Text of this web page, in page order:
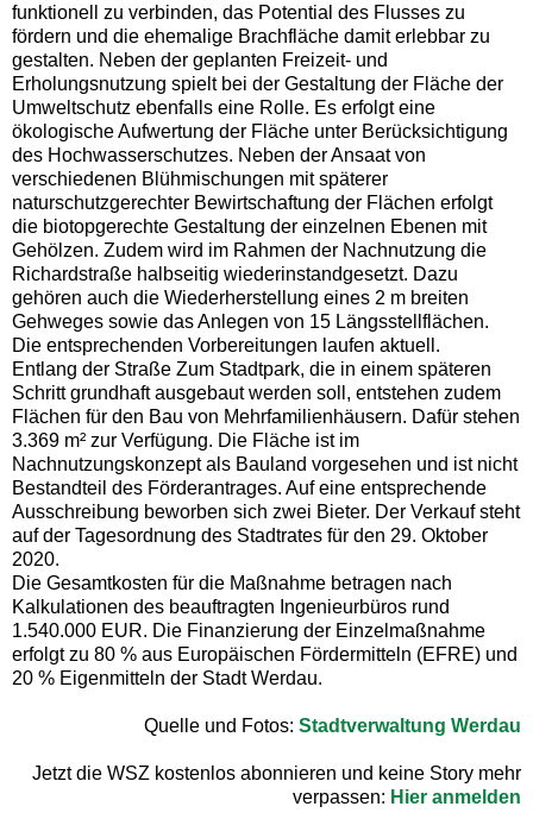
funktionell zu verbinden, das Potential des Flusses zu
fördern und die ehemalige Brachfläche damit erlebbar zu
gestalten. Neben der geplanten Freizeit- und
Erholungsnutzung spielt bei der Gestaltung der Fläche der
Umweltschutz ebenfalls eine Rolle. Es erfolgt eine
ökologische Aufwertung der Fläche unter Berücksichtigung
des Hochwasserschutzes. Neben der Ansaat von
verschiedenen Blühmischungen mit späterer
naturschutzgerechter Bewirtschaftung der Flächen erfolgt
die biotopgerechte Gestaltung der einzelnen Ebenen mit
Gehölzen. Zudem wird im Rahmen der Nachnutzung die
Richardstraße halbseitig wiederinstandgesetzt. Dazu
gehören auch die Wiederherstellung eines 2 m breiten
Gehweges sowie das Anlegen von 15 Längsstellflächen.
Die entsprechenden Vorbereitungen laufen aktuell.
Entlang der Straße Zum Stadtpark, die in einem späteren
Schritt grundhaft ausgebaut werden soll, entstehen zudem
Flächen für den Bau von Mehrfamilienhäusern. Dafür stehen
3.369 m² zur Verfügung. Die Fläche ist im
Nachnutzungskonzept als Bauland vorgesehen und ist nicht
Bestandteil des Förderantrages. Auf eine entsprechende
Ausschreibung beworben sich zwei Bieter. Der Verkauf steht
auf der Tagesordnung des Stadtrates für den 29. Oktober
2020.
Die Gesamtkosten für die Maßnahme betragen nach
Kalkulationen des beauftragten Ingenieurbüros rund
1.540.000 EUR. Die Finanzierung der Einzelmaßnahme
erfolgt zu 80 % aus Europäischen Fördermitteln (EFRE) und
20 % Eigenmitteln der Stadt Werdau.
Quelle und Fotos: Stadtverwaltung Werdau
Jetzt die WSZ kostenlos abonnieren und keine Story mehr
verpassen: Hier anmelden